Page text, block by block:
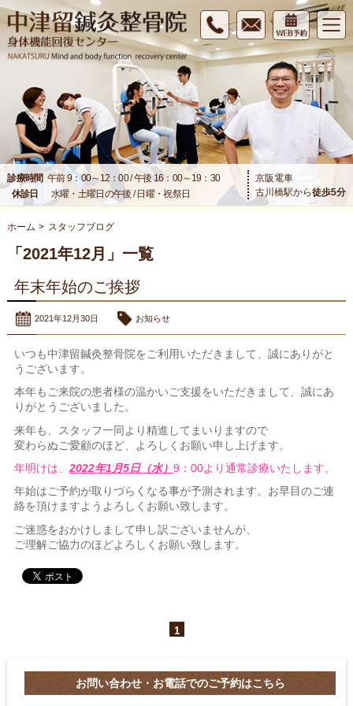
診療時間 午前 9：00～12：00 / 午後 16：00～19：30
休診日
水曜・土曜日の午後 / 日曜・祝祭日
京阪電車
古川橋駅から徒歩5分
ホーム > スタッフブログ
「2021年12月」一覧
年末年始のご挨拶
2021年12月30日 お知らせ
いつも中津留鍼灸整骨院をご利用いただきまして、誠にありがと
うございます。
本年もご来院の患者様の温かいご支援をいただきまして、誠にあ
りがとうございました。
来年も、スタッフ一同より精進してまいりますので
変わらぬご愛顧のほど、よろしくお願い申し上げます。
年明けは、2022年1月5日（水）9：00より通常診療いたします。
年始はご予約が取りづらくなる事が予測されます。お早目のご連
絡を頂けますようよろしくお願い致します。
ご迷惑をおかけしまして申し訳ございませんが、
ご理解ご協力のほどよろしくお願い致します。
1
お問い合わせ・お電話でのご予約はこちら